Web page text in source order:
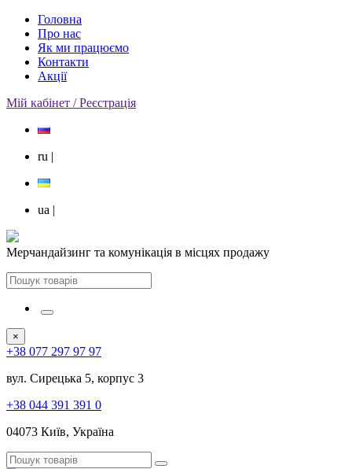
Головна
Про нас
Як ми працюємо
Контакти
Акції
Мій кабінет / Реєстрація
ru |
ua |
Мерчандайзинг та комунікація в місцях продажу
×
+38 077 297 97 97
вул. Сирецька 5, корпус 3
+38 044 391 391 0
04073 Київ, Україна